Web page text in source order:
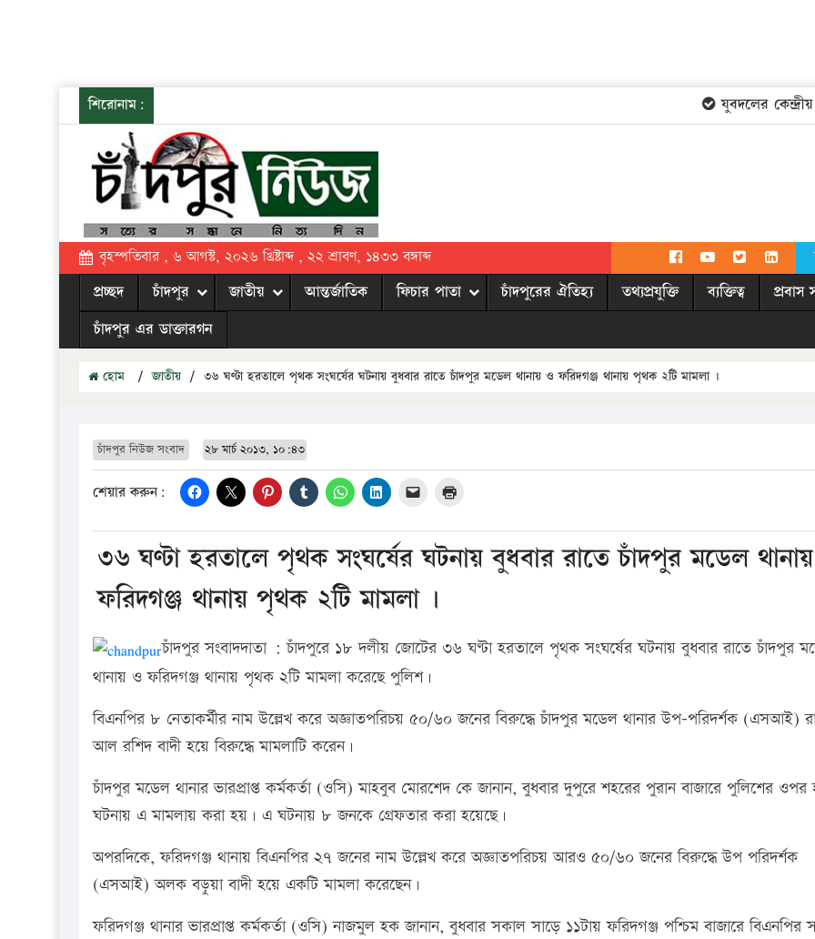
শিরোনাম: যুবদলের কেন্দ্রীয়
বৃহস্পতিবার , ৬ আগস্ট, ২০২৬ খ্রিষ্টাব্দ , ২২ শ্রাবণ, ১৪৩৩ বঙ্গাব্দ
প্রচ্ছদ চাঁদপুর জাতীয় আন্তর্জাতিক ফিচার পাতা চাঁদপুরের ঐতিহ্য তথ্যপ্রযুক্তি ব্যক্তিত্ব প্রবাস
চাঁদপুর এর ডাক্তারগন
হোম / জাতীয় / ৩৬ ঘণ্টা হরতালে পৃথক সংঘর্ষের ঘটনায় বুধবার রাতে চাঁদপুর মডেল থানায় ও ফরিদগঞ্জ থানায় পৃথক ২টি মামলা ।
চাঁদপুর নিউজ সংবাদ ২৮ মার্চ ২০১৩, ১০:৪৩
শেয়ার করুন:
৩৬ ঘণ্টা হরতালে পৃথক সংঘর্ষের ঘটনায় বুধবার রাতে চাঁদপুর মডেল
ফরিদগঞ্জ থানায় পৃথক ২টি মামলা ।
চাঁদপুর সংবাদদাতা : চাঁদপুরে ১৮ দলীয় জোটের ৩৬ ঘণ্টা হরতালে পৃথক সংঘর্ষের ঘটনায় বুধবার রাতে চাঁদপুর
থানায় ও ফরিদগঞ্জ থানায় পৃথক ২টি মামলা করেছে পুলিশ।
বিএনপির ৮ নেতাকর্মীর নাম উল্লেখ করে অজ্ঞাতপরিচয় ৫০/৬০ জনের বিরুদ্ধে চাঁদপুর মডেল থানার উপ-পরিদর্শক (এসআই)
আল রশিদ বাদী হয়ে বিরুদ্ধে মামলাটি করেন।
চাঁদপুর মডেল থানার ভারপ্রাপ্ত কর্মকর্তা (ওসি) মাহবুব মোরশেদ কে জানান, বুধবার দুপুরে শহরের পুরান বাজারে পুলিশের ওপর
ঘটনায় এ মামলায় করা হয়। এ ঘটনায় ৮ জনকে গ্রেফতার করা হয়েছে।
অপরদিকে, ফরিদগঞ্জ থানায় বিএনপির ২৭ জনের নাম উল্লেখ করে অজ্ঞাতপরিচয় আরও ৫০/৬০ জনের বিরুদ্ধে উপ পরিদর্শক
(এসআই) অলক বড়ুয়া বাদী হয়ে একটি মামলা করেছেন।
ফরিদগঞ্জ থানার ভারপ্রাপ্ত কর্মকর্তা (ওসি) নাজমুল হক জানান, বুধবার সকাল সাড়ে ১১টায় ফরিদগঞ্জ পশ্চিম বাজারে বিএনপির